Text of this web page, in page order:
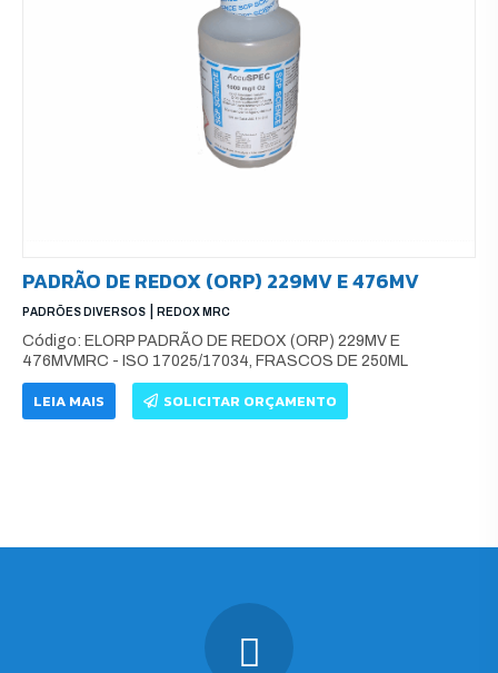
PADRÃO DE REDOX (ORP) 229MV E 476MV
PADRÕES DIVERSOS REDOX MRC
Código: ELORP PADRÃO DE REDOX (ORP) 229MV E
476MVMRC - ISO 17025/17034, FRASCOS DE 250ML
LEIA MAIS SOLICITAR ORÇAMENTO